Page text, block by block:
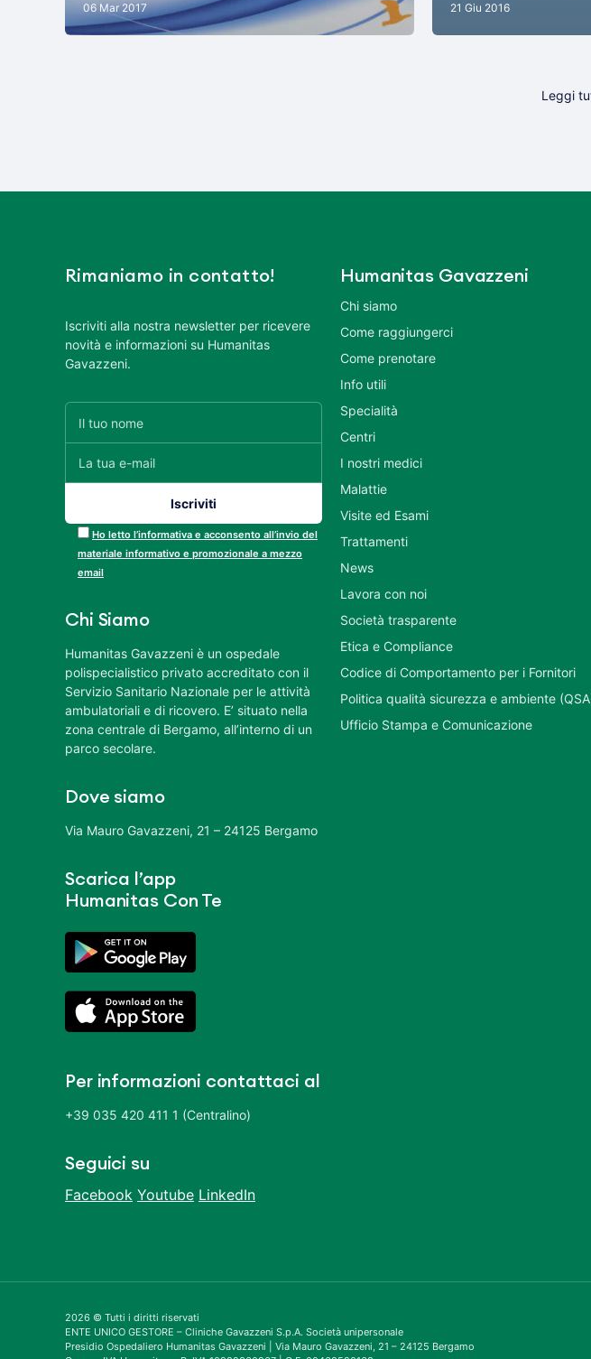
06 Mar 2017 21 Giu 2016
Leggi
Rimaniamo in contatto!
Iscriviti alla nostra newsletter per ricevere
novità e informazioni su Humanitas
Gavazzeni.
Ho letto l’informativa e acconsento all’invio del
materiale informativo e promozionale a mezzo
email
Chi Siamo
Humanitas Gavazzeni è un ospedale
polispecialistico privato accreditato con il
Servizio Sanitario Nazionale per le attività
ambulatoriali e di ricovero. E’ situato nella
zona centrale di Bergamo, all’interno di un
parco secolare.
Dove siamo
Via Mauro Gavazzeni, 21 – 24125 Bergamo
Scarica l’app
Humanitas Con Te
Per informazioni contattaci al
+39 035 420 411 1 (Centralino)
Seguici su
Facebook Youtube LinkedIn
Humanitas Gavazzeni
Chi siamo
Come raggiungerci
Come prenotare
Info utili
Specialità
Centri
I nostri medici
Malattie
Visite ed Esami
Trattamenti
News
Lavora con noi
Società trasparente
Etica e Compliance
Codice di Comportamento per i Fornitori
Politica qualità sicurezza e ambiente
Ufficio Stampa e Comunicazione
2026 © Tutti i diritti riservati
ENTE UNICO GESTORE – Cliniche Gavazzeni S.p.A. Società unipersonale
Presidio Ospedaliero Humanitas Gavazzeni | Via Mauro Gavazzeni, 21 – 24125 Bergamo